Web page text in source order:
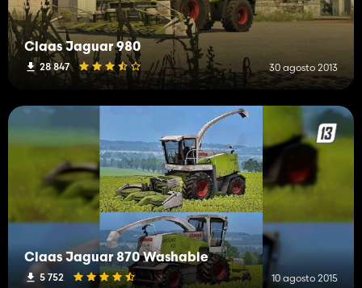
Claas Jaguar 980
28 847 30 agosto 2013
Claas Jaguar 870 Washable
5 752 10 agosto 2015